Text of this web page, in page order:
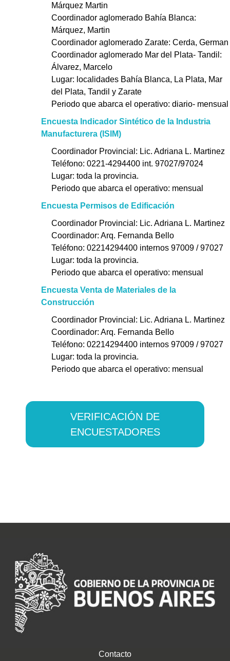
Márquez Martin
Coordinador aglomerado Bahía Blanca:
Márquez, Martin
Coordinador aglomerado Zarate: Cerda, German
Coordinador aglomerado Mar del Plata- Tandil:
Álvarez, Marcelo
Lugar: localidades Bahía Blanca, La Plata, Mar
del Plata, Tandil y Zarate
Periodo que abarca el operativo: diario- mensual
Encuesta Indicador Sintético de la Industria
Manufacturera (ISIM)
Coordinador Provincial: Lic. Adriana L. Martinez
Teléfono: 0221-4294400 int. 97027/97024
Lugar: toda la provincia.
Periodo que abarca el operativo: mensual
Encuesta Permisos de Edificación
Coordinador Provincial: Lic. Adriana L. Martinez
Coordinador: Arq. Fernanda Bello
Teléfono: 02214294400 internos 97009 / 97027
Lugar: toda la provincia.
Periodo que abarca el operativo: mensual
Encuesta Venta de Materiales de la
Construcción
Coordinador Provincial: Lic. Adriana L. Martinez
Coordinador: Arq. Fernanda Bello
Teléfono: 02214294400 internos 97009 / 97027
Lugar: toda la provincia.
Periodo que abarca el operativo: mensual
VERIFICACIÓN DE
ENCUESTADORES
Contacto